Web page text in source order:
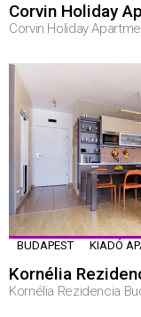
Corvin Holiday
Corvin Holiday
BUDAPEST KIADÓ
Kornélia
Kornélia Rezidencia